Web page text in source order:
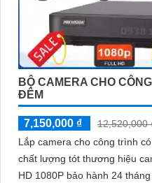
BỘ CAMERA CHO
ĐÊM
7,150,000 ₫
12,520,000
Lắp camera cho công trình
chất lượng tót thương hiệu
HD 1080P bảo hành 24